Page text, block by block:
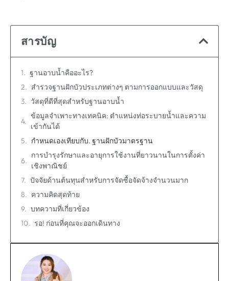
สารบัญ
ฐานอาบน้ำคืออะไร?
สำรวจฐานฝักบัวประเภทต่างๆ ตามการออกแบบและวัสดุ
วัสดุที่ดีที่สุดสำหรับฐานอาบน้ำ
ข้อมูลจำเพาะทางเทคนิค: ตำแหน่งท่อระบายน้ำและความ
เข้ากันได้
กำหนดเองเทียบกับ. ฐานฝักบัวมาตรฐาน
การบำรุงรักษาและอายุการใช้งานที่ยาวนานในการตั้งค่า
เชิงพาณิชย์
ปัจจัยด้านต้นทุนสำหรับการจัดซื้อจัดจ้างจำนวนมาก
ความคิดสุดท้าย
บทความที่เกี่ยวข้อง
รอ! ก่อนที่คุณจะออกเดินทาง